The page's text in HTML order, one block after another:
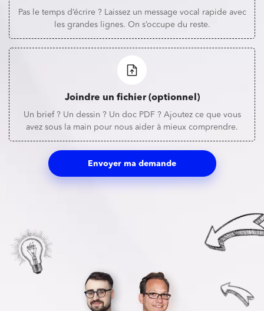
Pas le temps d’écrire ? Laissez un message vocal rapide avec
les grandes lignes. On s’occupe du reste.
Joindre un fichier (optionnel)
Un brief ? Un dessin ? Un doc PDF ? Ajoutez ce que vous
avez sous la main pour nous aider à mieux comprendre.
Envoyer ma demande